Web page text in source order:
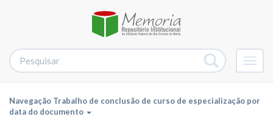
Navegação Trabalho de conclusão de curso de especialização por
data do documento